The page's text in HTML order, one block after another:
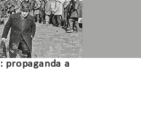
propaganda a